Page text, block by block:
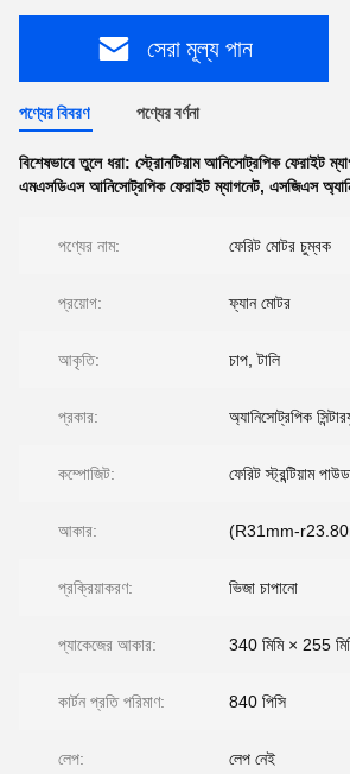
সেরা মূল্য পান
পণ্যের বিবরণ পণ্যের বর্ণনা
বিশেষভাবে তুলে ধরা: স্ট্রোনটিয়াম আনিসোট্রপিক ফেরাইট
এমএসডিএস আনিসোট্রপিক ফেরাইট ম্যাগনেট, এসজিএস
পণ্যের নাম: ফেরিট মোটর চুম্বক
প্রয়োগ: ফ্যান মোটর
আকৃতি: চাপ, টালি
প্রকার: অ্যানিসোট্রপিক
কম্পোজিট: ফেরিট স্ট্রন্টিয়াম
আকার: (R31mm-
প্রক্রিয়াকরণ: ভিজা চাপানো
প্যাকেজের আকার: 340 মিমি × 255
কার্টন প্রতি পরিমাণ: 840 পিসি
লেপ: লেপ নেই